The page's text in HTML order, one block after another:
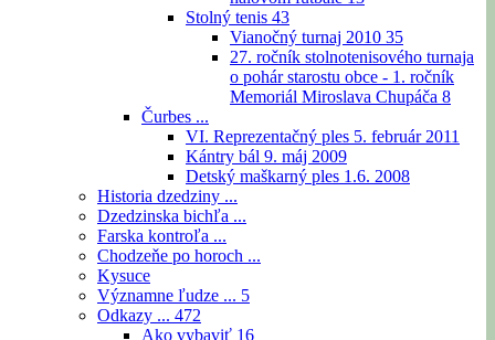
Stolný tenis 43
Vianočný turnaj 2010 35
27. ročník stolnotenisového turnaja
o pohár starostu obce - 1. ročník
Memoriál Miroslava Chupáča 8
Čurbes ...
VI. Reprezentačný ples 5. február 2011
Kántry bál 9. máj 2009
Detský maškarný ples 1.6. 2008
Historia dzedziny ...
Dzedzinska bichľa ...
Farska kontroľa ...
Chodzeňe po horoch ...
Kysuce
Významne ľudze ... 5
Odkazy ... 472
Ako vybaviť 16